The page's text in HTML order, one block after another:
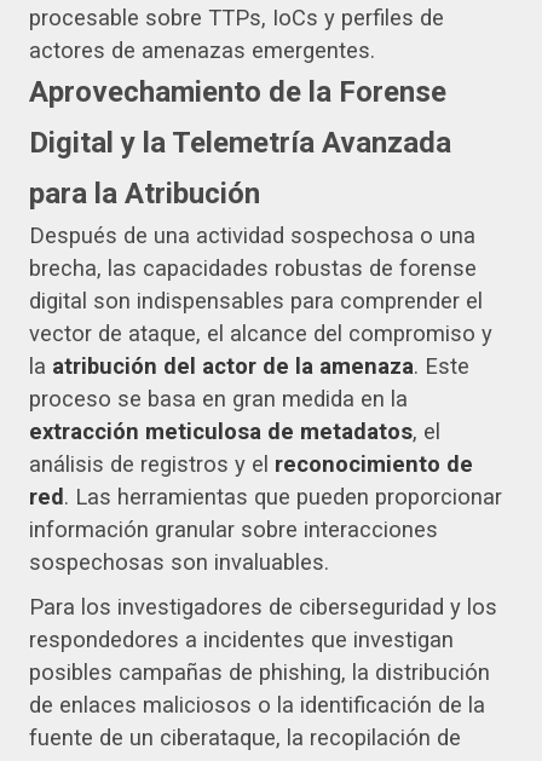
procesable sobre TTPs, IoCs y perfiles de
actores de amenazas emergentes.
Aprovechamiento de la Forense
Digital y la Telemetría Avanzada
para la Atribución
Después de una actividad sospechosa o una
brecha, las capacidades robustas de forense
digital son indispensables para comprender el
vector de ataque, el alcance del compromiso y
la atribución del actor de la amenaza. Este
proceso se basa en gran medida en la
extracción meticulosa de metadatos, el
análisis de registros y el reconocimiento de
red. Las herramientas que pueden proporcionar
información granular sobre interacciones
sospechosas son invaluables.
Para los investigadores de ciberseguridad y los
respondedores a incidentes que investigan
posibles campañas de phishing, la distribución
de enlaces maliciosos o la identificación de la
fuente de un ciberataque, la recopilación de